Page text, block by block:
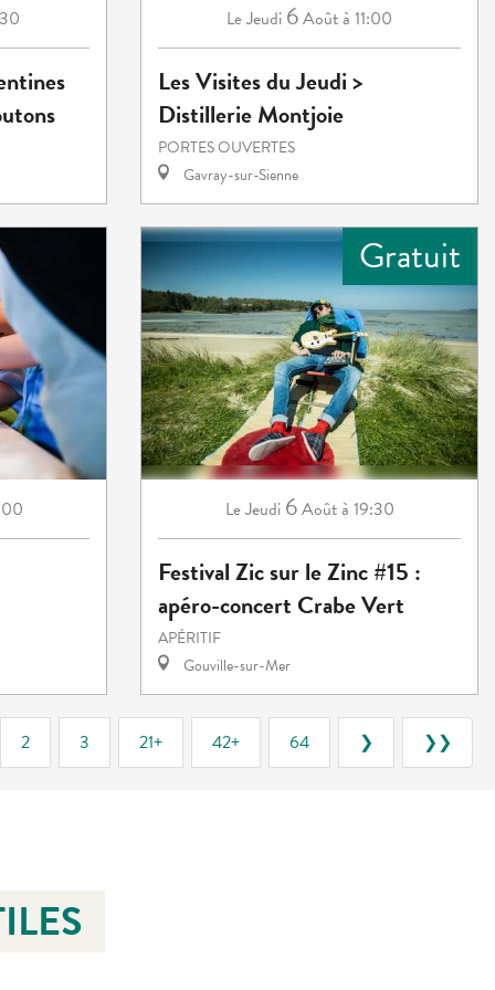
LeJeudi 6Aoûtà 11:00
Les Visites du Jeudi >
Distillerie Montjoie
PORTES OUVERTES
Gavray-sur-Sienne
Gratuit
LeJeudi 6Aoûtà 19:30
Festival Zic sur le Zinc #15 :
apéro-concert Crabe Vert
APÉRITIF
Gouville-sur-Mer
2 3 21+ 42+ 64 ❯ ❯❯